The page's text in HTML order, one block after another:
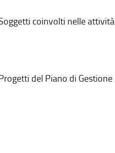
coinvolti nelle
del Piano di